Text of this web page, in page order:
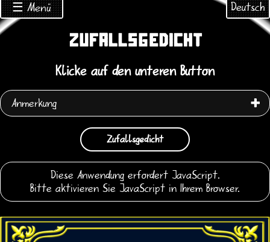
☰ Menü Deutsch
ZUFALLSGEDICHT
Klicke auf den unteren Button
Anmerkung
Zufallsgedicht
Diese Anwendung erfordert JavaScript.
Bitte aktivieren Sie JavaScript in Ihrem Browser.